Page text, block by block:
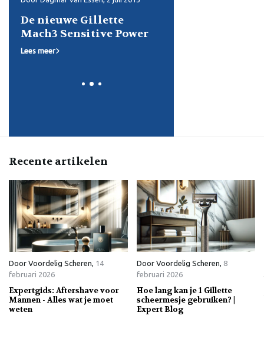
De nieuwe Gillette
Mach3 Sensitive Power
Lees meer
Recente artikelen
Door Voordelig Scheren, 14
februari 2026
Expertgids: Aftershave voor
Mannen - Alles wat je moet
weten
Door Voordelig Scheren, 8
februari 2026
Hoe lang kan je 1 Gillette
scheermesje gebruiken? |
Expert Blog